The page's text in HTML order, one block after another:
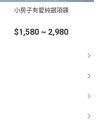
小房子有愛純銀項鍊
$1,580 ~ 2,980